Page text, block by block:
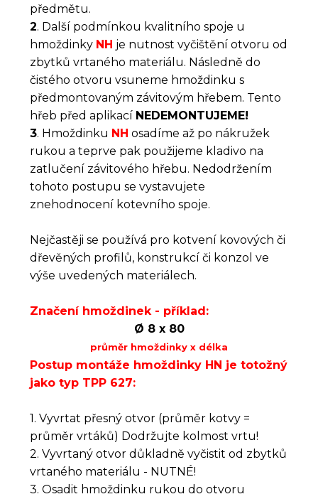
předmětu.
2. Další podmínkou kvalitního spoje u
hmoždinky NH je nutnost vyčištění otvoru od
zbytků vrtaného materiálu. Následně do
čistého otvoru vsuneme hmoždinku s
předmontovaným závitovým hřebem. Tento
hřeb před aplikací NEDEMONTUJEME!
3. Hmoždinku NH osadíme až po nákružek
rukou a teprve pak použijeme kladivo na
zatlučení závitového hřebu. Nedodržením
tohoto postupu se vystavujete
znehodnocení kotevního spoje.
Nejčastěji se používá pro kotvení kovových či
dřevěných profilů, konstrukcí či konzol ve
výše uvedených materiálech.
Značení hmoždinek - příklad:
Ø 8 x 80
průměr hmoždinky x délka
Postup montáže hmoždinky HN je totožný
jako typ TPP 627:
1. Vyvrtat přesný otvor (průměr kotvy =
průměr vrtáků) Dodržujte kolmost vrtu!
2. Vyvrtaný otvor důkladně vyčistit od zbytků
vrtaného materiálu - NUTNÉ!
3. Osadit hmoždinku rukou do otvoru